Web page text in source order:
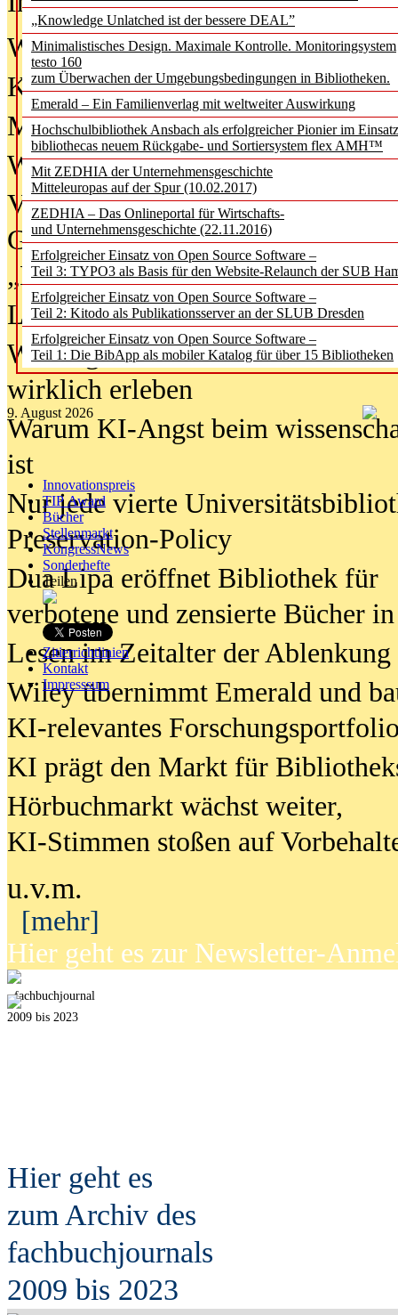
„Knowledge Unlatched ist der bessere DEAL”
Minimalistisches Design. Maximale Kontrolle. Monitoringsystem
testo 160
zum Überwachen der Umgebungsbedingungen in Bibliotheken.
Emerald – Ein Familienverlag mit weltweiter Auswirkung
Hochschulbibliothek Ansbach als erfolgreicher Pionier im
bibliothecas neuem Rückgabe- und Sortiersystem flex AMH™
Mit ZEDHIA der Unternehmensgeschichte
Mitteleuropas auf der Spur (10.02.2017)
ZEDHIA – Das Onlineportal für Wirtschafts-
und Unternehmensgeschichte (22.11.2016)
Erfolgreicher Einsatz von Open Source Software –
Teil 3: TYPO3 als Basis für den Website-Relaunch der SUB
Erfolgreicher Einsatz von Open Source Software –
Teil 2: Kitodo als Publikationsserver an der SLUB Dresden
Erfolgreicher Einsatz von Open Source Software –
Teil 1: Die BibApp als mobiler Katalog für über 15 Bibliotheken
9. August 2026
Innovationspreis
TIP Award
Bücher
Stellenmarkt
KongressNews
Sonderhefte
Teilen
Zitierrichtlinien
Kontakt
Impresssum
Was Hochschul­bibliotheken von
Kinder in der digitalen Welt
Metadaten als Infrastruktur
Wenn Bots katalogisieren
Von Abschlusskleidern bis
Geisterjagd-Ausrüstung in der
„Library of Things“ unterwegs
Lesen als Infrastrukturaufgabe
Wie Jugendliche Social Media
wirklich erleben
Warum KI-Angst beim
ist
Nur jede vierte
Preservation-Policy
Dua Lipa eröffnet Bibliothek für
verbotene und zensierte Bücher
Lesen im Zeitalter der Ablenkung
Wiley übernimmt Emerald und
KI-relevantes
KI prägt den Markt für
Hörbuchmarkt wächst weiter,
KI-Stimmen stoßen auf
u.v.m.
[mehr]
Hier geht es zur Newsletter-
fachbuchjournal
2009 bis 2023
Hier geht es
zum Archiv des
fachbuchjournals
2009 bis 2023